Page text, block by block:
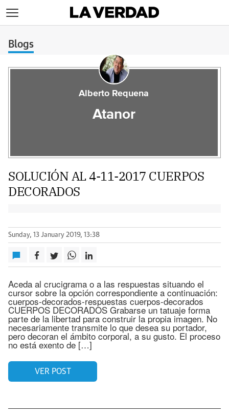
Blogs
Alberto Requena
Atanor
SOLUCIÓN AL 4-11-2017 CUERPOS
DECORADOS
Sunday, 13 January 2019, 13:38
Aceda al crucigrama o a las respuestas situando el
cursor sobre la opción correspondiente a continuación:
cuerpos-decorados-respuestas cuerpos-decorados
CUERPOS DECORADOS Grabarse un tatuaje forma
parte de la libertad para construir la propia imagen. No
necesariamente transmite lo que desea su portador,
pero decoran el ámbito corporal, a su gusto. El proceso
no está exento de […]
VER POST